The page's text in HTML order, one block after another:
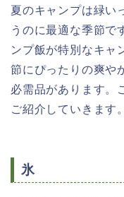
夏のキャンプは緑い
うのに最適な季節で
ンプ飯が特別なキャ
節にぴったりの爽や
必需品があります。
ご紹介していきます。
氷